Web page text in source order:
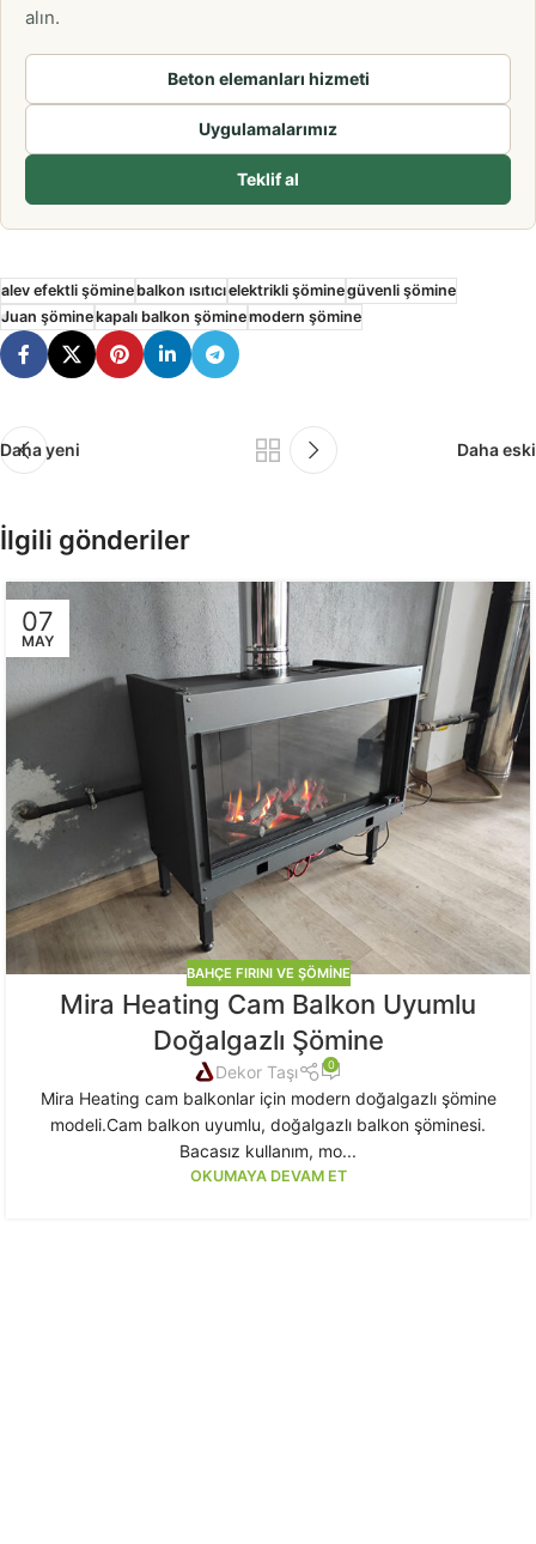
alın.
Beton elemanları hizmeti
Uygulamalarımız
Teklif al
alev efektli şöminebalkon ısıtıcıelektrikli şöminegüvenli şömine
Juan şöminekapalı balkon şöminemodern şömine
Daha yeni Daha eski
İlgili gönderiler
07
MAY
BAHÇE FIRINI VE ŞÖMINE
Mira Heating Cam Balkon Uyumlu
Doğalgazlı Şömine
Dekor Taşı 0
Mira Heating cam balkonlar için modern doğalgazlı şömine
modeli.Cam balkon uyumlu, doğalgazlı balkon şöminesi.
Bacasız kullanım, mo...
OKUMAYA DEVAM ET